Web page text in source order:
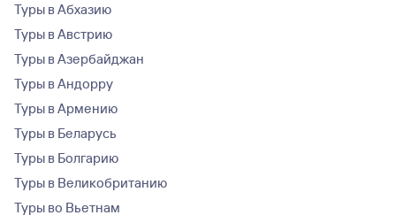
Туры в Абхазию
Туры в Австрию
Туры в Азербайджан
Туры в Андорру
Туры в Армению
Туры в Беларусь
Туры в Болгарию
Туры в Великобританию
Туры во Вьетнам